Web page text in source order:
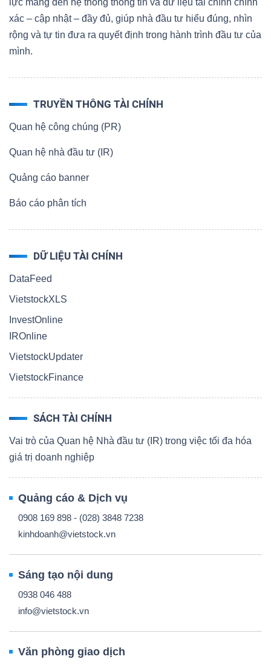
xác – cập nhật – đầy đủ, giúp nhà đầu tư hiểu đúng, nhìn
rộng và tự tin đưa ra quyết định trong hành trình đầu tư của
mình.
TRUYỀN THÔNG TÀI CHÍNH
Quan hệ công chúng (PR)
Quan hệ nhà đầu tư (IR)
Quảng cáo banner
Báo cáo phân tích
DỮ LIỆU TÀI CHÍNH
DataFeed
VietstockXLS
InvestOnline
IROnline
VietstockUpdater
VietstockFinance
SÁCH TÀI CHÍNH
Vai trò của Quan hệ Nhà đầu tư (IR) trong việc tối đa hóa
giá trị doanh nghiệp
Quảng cáo & Dịch vụ
0908 169 898 - (028) 3848 7238
kinhdoanh@vietstock.vn
Sáng tạo nội dung
0938 046 488
info@vietstock.vn
Văn phòng giao dịch